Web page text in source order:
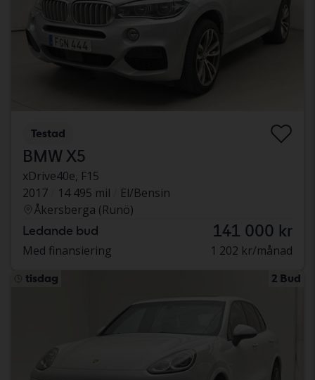
Testad
BMW X5
xDrive40e, F15
2017
14 495 mil
El/Bensin
Åkersberga (Runö)
Ledande bud 141 000 kr
Med finansiering 1 202 kr/månad
tisdag 2 Bud